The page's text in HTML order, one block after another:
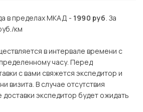
в пределах МКАД - 1990 руб. За
км
в интервале времени с
часу. Перед
с вами свяжется экспедитор и
визита. В случае отсутствия
экспедитор будет ожидать